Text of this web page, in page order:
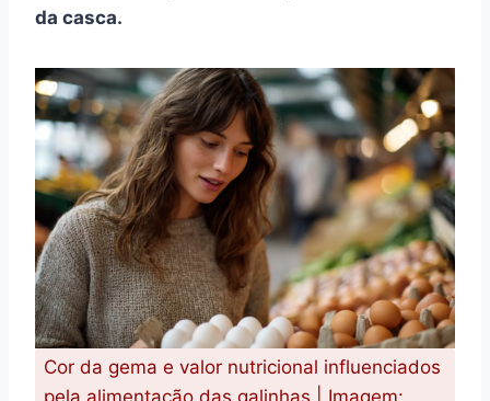
da casca.
Cor da gema e valor nutricional influenciados
pela alimentação das galinhas | Imagem: